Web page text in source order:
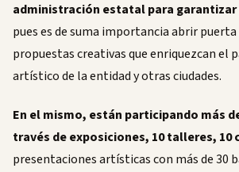
administración estatal para
pues es de suma importancia abrir puerta
propuestas creativas que enriquezcan el
artístico de la entidad y otras ciudades.
En el mismo, están participando más
través de exposiciones, 10 talleres, 10
presentaciones artísticas con más de 30